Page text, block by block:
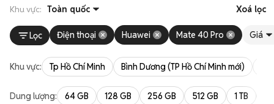
Khu vực: Toàn quốc Xoá lọc
Lọc Điện thoại Huawei Mate 40 Pro Giá
Khu vực: Tp Hồ Chí Minh Bình Dương (TP Hồ Chí Minh mới)
Dung lượng: 64 GB 128 GB 256 GB 512 GB 1 TB